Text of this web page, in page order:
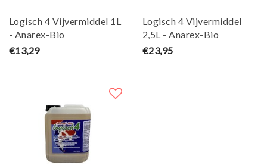
Logisch 4 Vijvermiddel 1L
- Anarex-Bio
€13,29
Logisch 4 Vijvermiddel
2,5L - Anarex-Bio
€23,95